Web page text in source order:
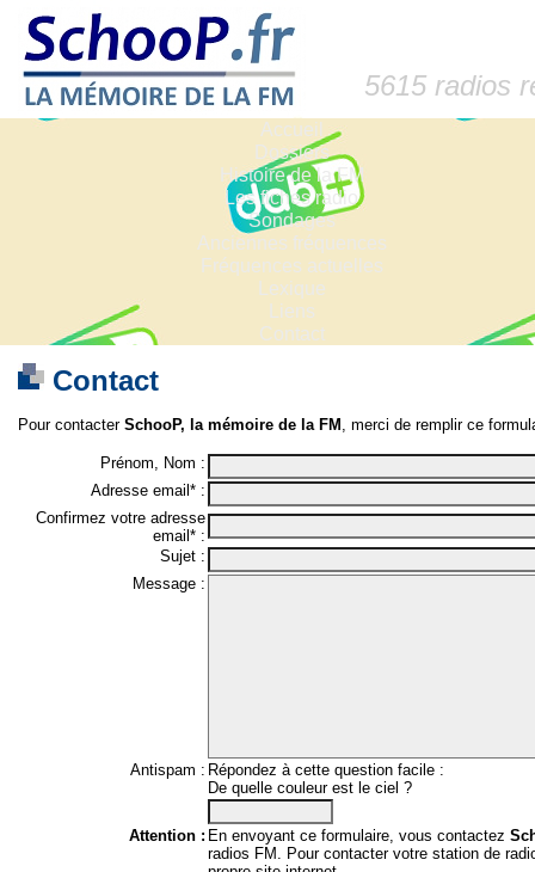
5615 radios
Accueil
Dossiers
Histoire de la FM
Les fiches radio
Sondages
Anciennes fréquences
Fréquences actuelles
Lexique
Liens
Contact
Contact
Pour contacter SchooP, la mémoire de la FM , merci de remplir ce
Prénom, Nom :
Adresse email* :
Confirmez votre adresse
email* :
Sujet :
Message :
Antispam : Répondez à cette question facile :
De quelle couleur est le ciel ?
Attention : En envoyant ce formulaire, vous contactez
radios FM. Pour contacter votre station de